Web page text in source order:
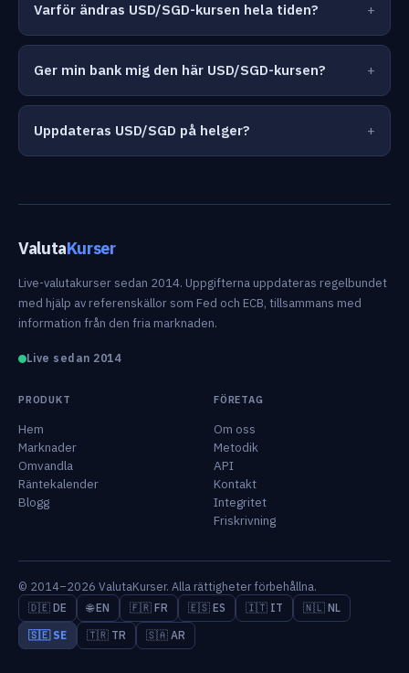
Varför ändras USD/SGD-kursen hela tiden?
Ger min bank mig den här USD/SGD-kursen?
Uppdateras USD/SGD på helger?
ValutaKurser
Live-valutakurser sedan 2014. Uppgifterna uppdateras regelbundet
med hjälp av referenskällor som Fed och ECB, tillsammans med
information från den fria marknaden.
Live sedan 2014
PRODUKT
Hem
Marknader
Omvandla
Räntekalender
Blogg
FÖRETAG
Om oss
Metodik
API
Kontakt
Integritet
Friskrivning
© 2014–2026 ValutaKurser. Alla rättigheter förbehållna.
🇩🇪 DE 🌐 EN 🇫🇷 FR 🇪🇸 ES 🇮🇹 IT
🇳🇱 NL
🇸🇪 SE
🇹🇷 TR 🇸🇦 AR